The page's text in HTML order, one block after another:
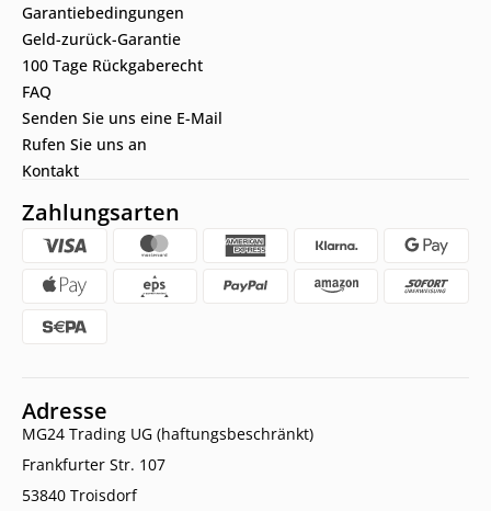
Garantiebedingungen
Geld-zurück-Garantie
100 Tage Rückgaberecht
FAQ
Senden Sie uns eine E-Mail
Rufen Sie uns an
Kontakt
Zahlungsarten
Adresse
MG24 Trading UG (haftungsbeschränkt)
Frankfurter Str. 107
53840 Troisdorf